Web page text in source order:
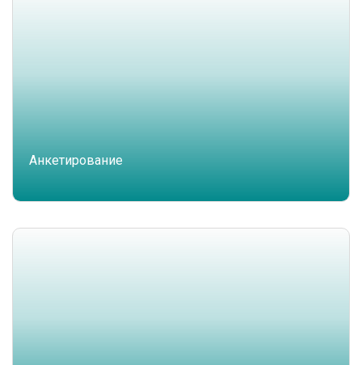
Анкетирование